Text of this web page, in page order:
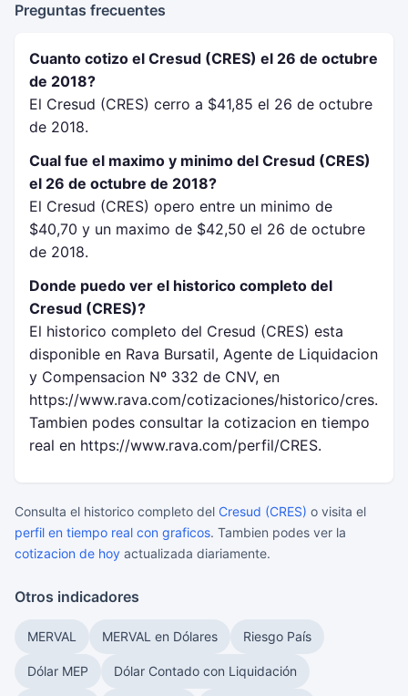
Preguntas frecuentes
Cuanto cotizo el Cresud (CRES) el 26 de octubre
de 2018?
El Cresud (CRES) cerro a $41,85 el 26 de octubre
de 2018.
Cual fue el maximo y minimo del Cresud (CRES)
el 26 de octubre de 2018?
El Cresud (CRES) opero entre un minimo de
$40,70 y un maximo de $42,50 el 26 de octubre
de 2018.
Donde puedo ver el historico completo del
Cresud (CRES)?
El historico completo del Cresud (CRES) esta
disponible en Rava Bursatil, Agente de Liquidacion
y Compensacion Nº 332 de CNV, en
https://www.rava.com/cotizaciones/historico/cres.
Tambien podes consultar la cotizacion en tiempo
real en https://www.rava.com/perfil/CRES.
Consulta el historico completo del Cresud (CRES) o visita el
perfil en tiempo real con graficos. Tambien podes ver la
cotizacion de hoy actualizada diariamente.
Otros indicadores
MERVAL MERVAL en Dólares Riesgo País
Dólar MEP Dólar Contado con Liquidación